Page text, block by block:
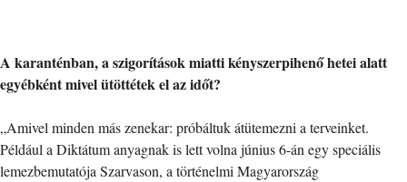
A karanténban, a szigorítások miatti kényszerpihenő hetei alatt
egyébként mivel ütöttétek el az időt?
„Amivel minden más zenekar: próbáltuk átütemezni a terveinket.
Például a Diktátum anyagnak is lett volna június 6-án egy speciális
lemezbemutatója Szarvason, a történelmi Magyarország